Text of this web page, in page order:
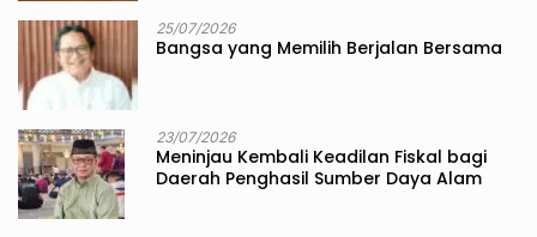
25/07/2026
Bangsa yang Memilih Berjalan Bersama
23/07/2026
Meninjau Kembali Keadilan Fiskal bagi
Daerah Penghasil Sumber Daya Alam